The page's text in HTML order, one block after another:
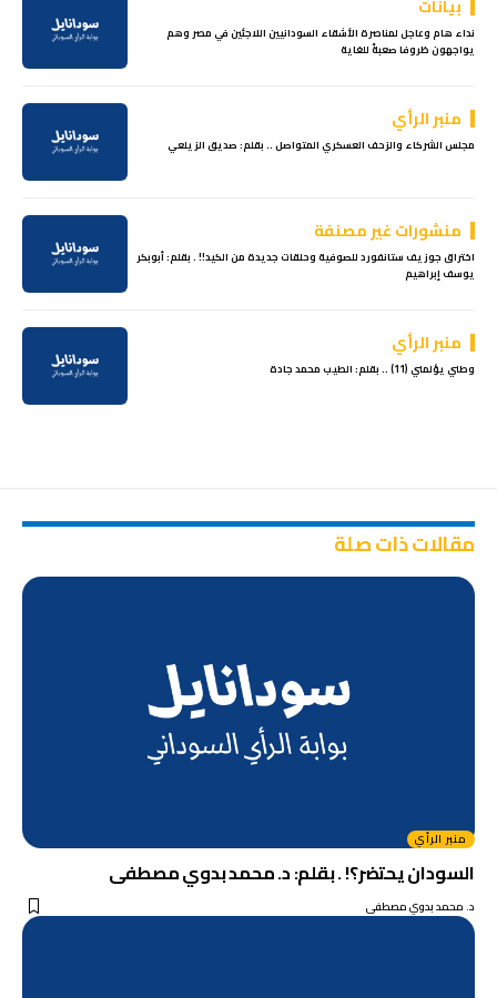
بيانات
نداء هام وعاجل لمناصرة الأشقاء السودانيين اللاجئين في مصر وهم
يواجهون ظروفا صعبةً للغاية
منبر الرأي
مجلس الشركاء والزحف العسكري المتواصل .. بقلم: صديق الزيلعي
منشورات غير مصنفة
اختراق جوزيف ستانفورد للصوفية وحلقات جديدة من الكيد!! . بقلم: أبوبكر
يوسف إبراهيم
منبر الرأي
وطني يؤلمني (11) .. بقلم: الطيب محمد جادة
مقالات ذات صلة
منبر الرأي
السودان يحتضر؟! . بقلم: د. محمد بدوي مصطفى
د. محمد بدوي مصطفى